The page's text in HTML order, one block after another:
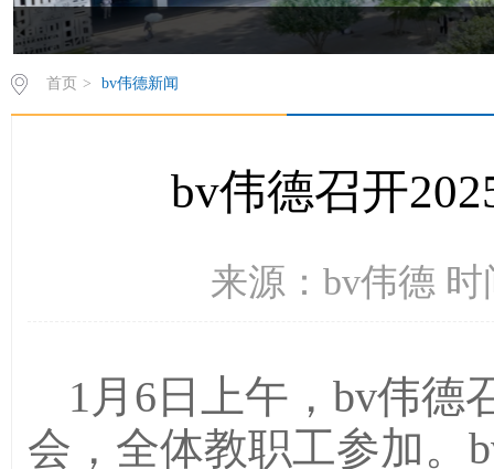
首页 > bv伟德新闻
bv伟德召开
来源：bv伟德 时
1月6日上午，bv伟德
会，全体教职工参加。